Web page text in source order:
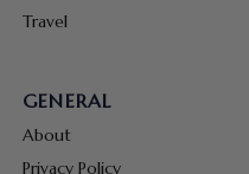
Travel
GENERAL
About
Privacy Policy